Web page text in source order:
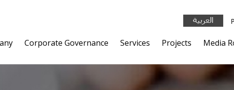
Corporate Governance Services Projects Media